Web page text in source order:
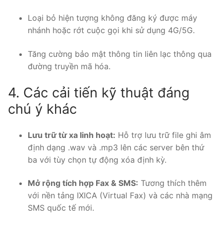
Loại bỏ hiện tượng không đăng ký được máy
nhánh hoặc rớt cuộc gọi khi sử dụng 4G/5G.
Tăng cường bảo mật thông tin liên lạc thông qua
đường truyền mã hóa.
4. Các cải tiến kỹ thuật đáng
chú ý khác
Lưu trữ từ xa linh hoạt: Hỗ trợ lưu trữ file ghi âm
định dạng .wav và .mp3 lên các server bên thứ
ba với tùy chọn tự động xóa định kỳ.
Mở rộng tích hợp Fax & SMS: Tương thích thêm
với nền tảng IXICA (Virtual Fax) và các nhà mạng
SMS quốc tế mới.